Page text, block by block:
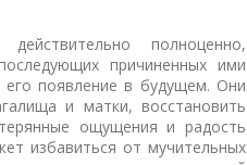
полноценно,
причиненных ими
его появление в будущем. Они
и матки, восстановить
ощущения и радость
избавиться от мучительных